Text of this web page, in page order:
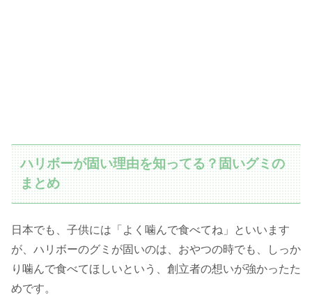
ハリボーが固い理由を知ってる？固いグミの
まとめ
日本でも、子供には「よく噛んで食べてね」といいます
が、ハリボーのグミが固いのは、おやつの時でも、しっか
り噛んで食べてほしいという、創立者の想いが強かったた
めです。